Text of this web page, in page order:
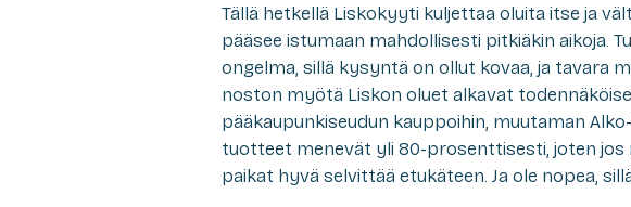
Tällä hetkellä Liskokyyti kuljettaa oluita itse ja
pääsee istumaan mahdollisesti pitkiäkin aikoja.
ongelma, sillä kysyntä on ollut kovaa, ja tavara
noston myötä Liskon oluet alkavat
pääkaupunkiseudun kauppoihin, muutaman
tuotteet menevät yli 80-prosenttisesti, joten jos
paikat hyvä selvittää etukäteen. Ja ole nopea,